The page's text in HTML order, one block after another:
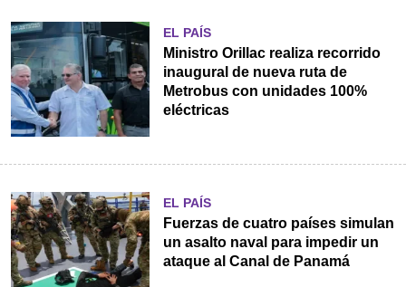
EL PAÍS
Ministro Orillac realiza recorrido
inaugural de nueva ruta de
Metrobus con unidades 100%
eléctricas
EL PAÍS
Fuerzas de cuatro países simulan
un asalto naval para impedir un
ataque al Canal de Panamá